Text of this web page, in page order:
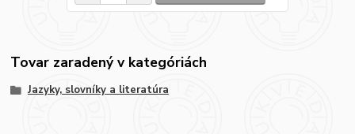
Tovar zaradený v kategóriách
Jazyky, slovníky a literatúra